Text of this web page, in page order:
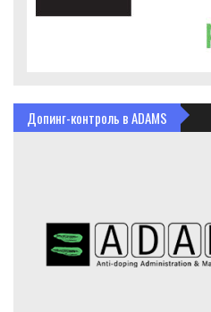
Допинг-контроль в ADAMS